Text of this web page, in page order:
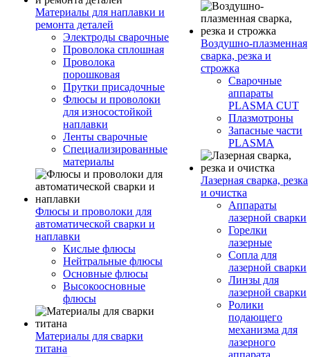
Материалы для наплавки и
ремонта деталей
Электроды сварочные
Проволока сплошная
Проволока
порошковая
Прутки присадочные
Флюсы и проволоки
для износостойкой
наплавки
Ленты сварочные
Специализированные
материалы
Флюсы и проволоки для
автоматической сварки и
наплавки
Кислые флюсы
Нейтральные флюсы
Основные флюсы
Высокоосновные
флюсы
Материалы для сварки
титана
Воздушно-плазменная
сварка, резка и
строжка
Сварочные
аппараты
PLASMA CUT
Плазмотроны
Запасные части
PLASMA
Лазерная сварка, резка
и очистка
Аппараты
лазерной сварки
Горелки
лазерные
Сопла для
лазерной сварки
Линзы для
лазерной сварки
Ролики
подающего
механизма для
лазерного
аппарата